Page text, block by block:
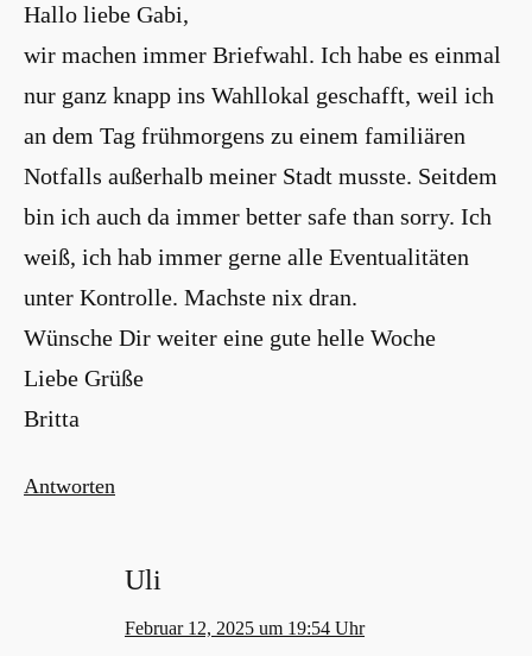
Hallo liebe Gabi,
wir machen immer Briefwahl. Ich habe es einmal
nur ganz knapp ins Wahllokal geschafft, weil ich
an dem Tag frühmorgens zu einem familiären
Notfalls außerhalb meiner Stadt musste. Seitdem
bin ich auch da immer better safe than sorry. Ich
weiß, ich hab immer gerne alle Eventualitäten
unter Kontrolle. Machste nix dran.
Wünsche Dir weiter eine gute helle Woche
Liebe Grüße
Britta
Antworten
Uli
Februar 12, 2025 um 19:54 Uhr